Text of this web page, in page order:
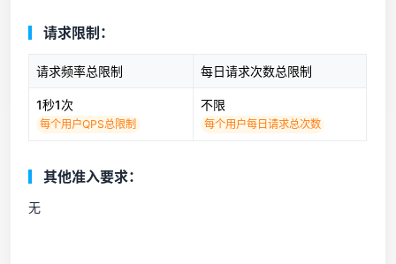
请求限制：
请求频率总限制 每日请求次数总限制
1秒1次
每个用户QPS总限制
不限
每个用户每日请求总次数
其他准入要求：
无